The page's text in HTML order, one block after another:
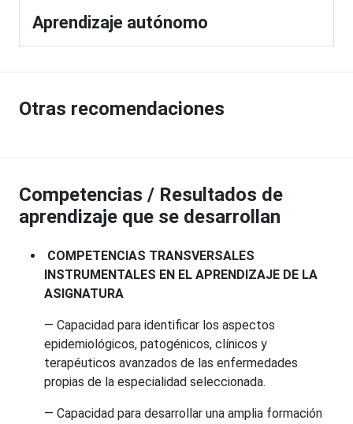
Aprendizaje autónomo
Otras recomendaciones
Competencias / Resultados de
aprendizaje que se desarrollan
COMPETENCIAS TRANSVERSALES
INSTRUMENTALES EN EL APRENDIZAJE DE LA
ASIGNATURA
— Capacidad para identificar los aspectos
epidemiológicos, patogénicos, clínicos y
terapéuticos avanzados de las enfermedades
propias de la especialidad seleccionada.
— Capacidad para desarrollar una amplia formación